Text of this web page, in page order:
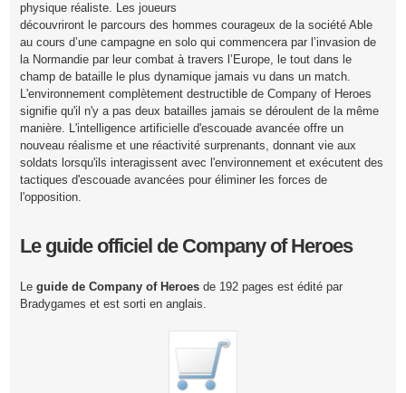
physique réaliste. Les joueurs
découvriront le parcours des hommes courageux de la société Able
au cours d’une campagne en solo qui commencera par l’invasion de
la Normandie par leur combat à travers l’Europe, le tout dans le
champ de bataille le plus dynamique jamais vu dans un match.
L'environnement complètement destructible de Company of Heroes
signifie qu'il n'y a pas deux batailles jamais se déroulent de la même
manière. L'intelligence artificielle d'escouade avancée offre un
nouveau réalisme et une réactivité surprenants, donnant vie aux
soldats lorsqu'ils interagissent avec l'environnement et exécutent des
tactiques d'escouade avancées pour éliminer les forces de
l'opposition.
Le guide officiel de Company of Heroes
Le guide de Company of Heroesde 192 pages est édité par
Bradygames et est sorti en anglais.